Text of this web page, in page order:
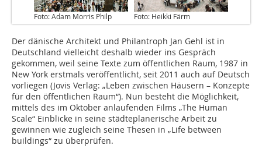
Foto: Adam Morris Philp Foto: Heikki Färm
Der dänische Architekt und Philantroph Jan Gehl ist in
Deutschland vielleicht deshalb wieder ins Gespräch
gekommen, weil seine Texte zum öffentlichen Raum, 1987 in
New York erstmals veröffentlicht, seit 2011 auch auf Deutsch
vorliegen (Jovis Verlag: „Leben zwischen Häusern – Konzepte
für den öffentlichen Raum“). Nun besteht die Möglichkeit,
mittels des im Oktober anlaufenden Films „The Human
Scale“ Einblicke in seine städteplanerische Arbeit zu
gewinnen wie zugleich seine Thesen in „Life between
buildings“ zu überprüfen.